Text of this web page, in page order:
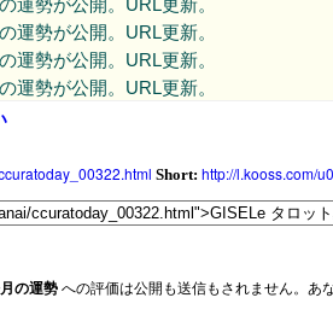
運勢が公開。URL更新。
運勢が公開。URL更新。
運勢が公開。URL更新。
運勢が公開。URL更新。
運勢が公開。URL更新。
運勢が公開。URL更新。
運勢が公開。URL更新。
運勢が公開。URL更新。
の運勢が公開。URL更新。
運勢が公開。URL更新。
の運勢が公開。URL更新。
運勢が公開。URL更新。
Short: http://l.kooss.com/
の運勢への評価は公開も送信もされません。あ